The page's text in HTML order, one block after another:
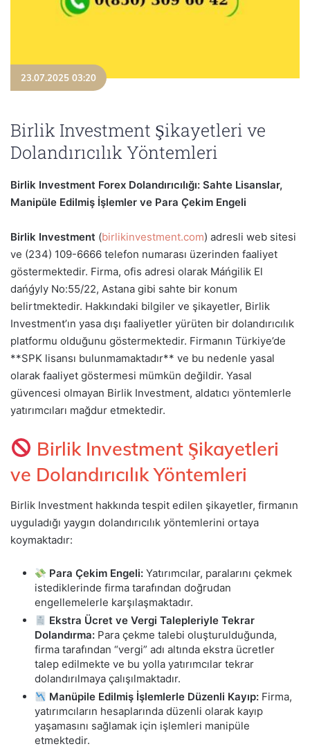
23.07.2025 03:20
Birlik Investment Şikayetleri ve
Dolandırıcılık Yöntemleri
Birlik Investment Forex Dolandırıcılığı: Sahte Lisanslar,
Manipüle Edilmiş İşlemler ve Para Çekim Engeli
Birlik Investment (birlikinvestment.com) adresli web sitesi
ve (234) 109-6666 telefon numarası üzerinden faaliyet
göstermektedir. Firma, ofis adresi olarak Máńgilik El
dańǵyly No:55/22, Astana gibi sahte bir konum
belirtmektedir. Hakkındaki bilgiler ve şikayetler, Birlik
Investment’ın yasa dışı faaliyetler yürüten bir dolandırıcılık
platformu olduğunu göstermektedir. Firmanın Türkiye’de
**SPK lisansı bulunmamaktadır** ve bu nedenle yasal
olarak faaliyet göstermesi mümkün değildir. Yasal
güvencesi olmayan Birlik Investment, aldatıcı yöntemlerle
yatırımcıları mağdur etmektedir.
Birlik Investment Şikayetleri
ve Dolandırıcılık Yöntemleri
Birlik Investment hakkında tespit edilen şikayetler, firmanın
uyguladığı yaygın dolandırıcılık yöntemlerini ortaya
koymaktadır:
Para Çekim Engeli: Yatırımcılar, paralarını çekmek
istediklerinde firma tarafından doğrudan
engellemelerle karşılaşmaktadır.
Ekstra Ücret ve Vergi Talepleriyle Tekrar
Dolandırma: Para çekme talebi oluşturulduğunda,
firma tarafından “vergi” adı altında ekstra ücretler
talep edilmekte ve bu yolla yatırımcılar tekrar
dolandırılmaya çalışılmaktadır.
Manüpile Edilmiş İşlemlerle Düzenli Kayıp: Firma,
yatırımcıların hesaplarında düzenli olarak kayıp
yaşamasını sağlamak için işlemleri manipüle
etmektedir.